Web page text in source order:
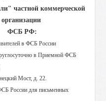
частной коммерческой
организации
ФСБ РФ:
в ФСБ России
в Приемной ФСБ
Мост, д. 22.
России для письменных